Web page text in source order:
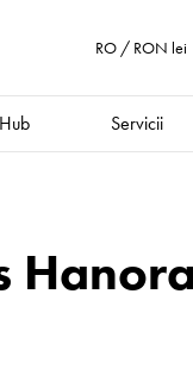
RO / RON lei
Servicii